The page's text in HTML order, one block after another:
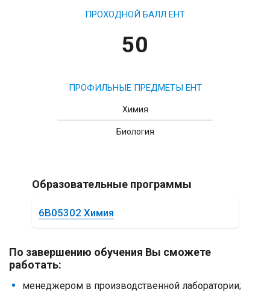
ПРОХОДНОЙ БАЛЛ ЕНТ
50
ПРОФИЛЬНЫЕ ПРЕДМЕТЫ ЕНТ
Химия
Биология
Образовательные программы
6B05302 Химия
По завершению обучения Вы сможете
работать:
менеджером в производственной лаборатории;